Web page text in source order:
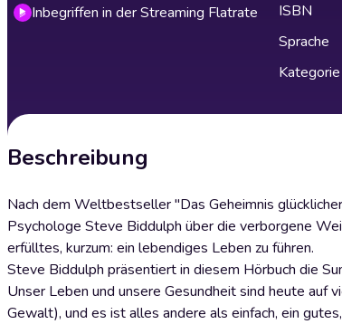
Inbegriffen in der Streaming Flatrate
ISBN
Sprache
Kategorie
Beschreibung
Nach dem Weltbestseller "Das Geheimnis
Psychologe Steve Biddulph über die verborgene
erfülltes, kurzum: ein lebendiges Leben zu führen.
Steve Biddulph präsentiert in diesem Hörbuch die
Unser Leben und unsere Gesundheit sind heute
Gewalt), und es ist alles andere als einfach, ein